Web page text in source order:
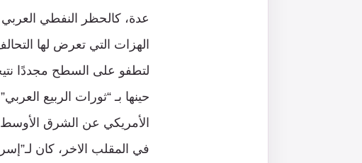
لتطفو على السطح مجددًا
حينها بـ “ثورات الربيع
الأمريكي عن الشرق الأوسط،
في المقلب الاخر، كان